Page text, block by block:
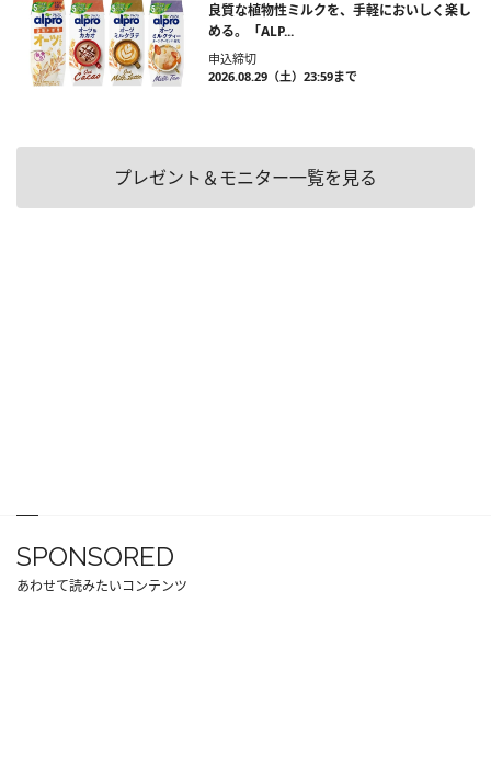
良質な植物性ミルクを、手軽においしく楽し
める。「ALP...
申込締切
2026.08.29（土）23:59まで
プレゼント＆モニター一覧を見る
SPONSORED
あわせて読みたいコンテンツ